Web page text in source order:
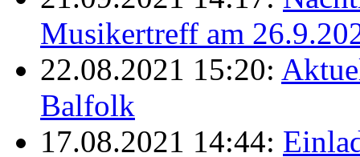
Musikertreff am
22.08.2021 15:20:
Balfolk
17.08.2021 14:44: